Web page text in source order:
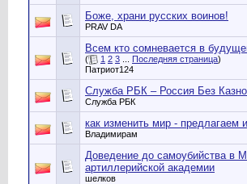
Боже, храни русских воинов!
PRAV DA
Всем кто сомневается в
( 1 2 3 Последняя страница)
Патриот124
Служба РБК – Россия Без
Служба РБК
как изменить мир - предлагаем
Владимирам
Доведение до самоубийства в
артиллерийской академии
шелков